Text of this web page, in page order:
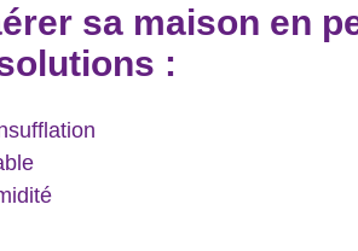
sa maison en
: